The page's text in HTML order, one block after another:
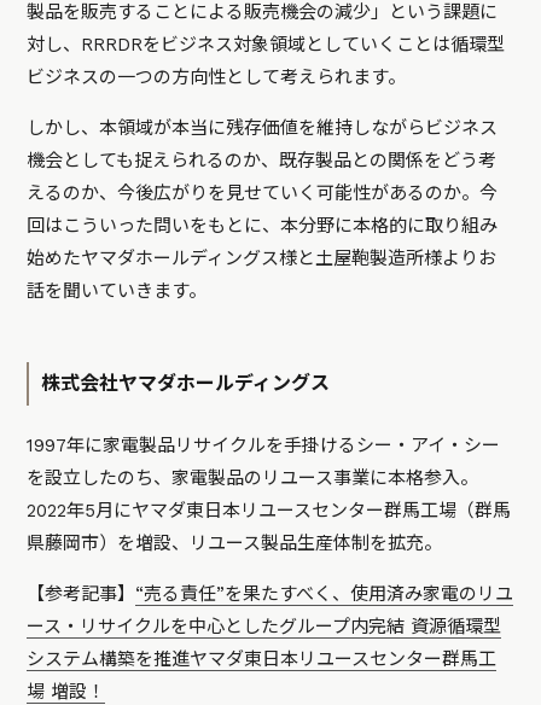
製品を販売することによる販売機会の減少」という課題に
対し、RRRDRをビジネス対象領域としていくことは循環型
ビジネスの一つの方向性として考えられます。
しかし、本領域が本当に残存価値を維持しながらビジネス
機会としても捉えられるのか、既存製品との関係をどう考
えるのか、今後広がりを見せていく可能性があるのか。今
回はこういった問いをもとに、本分野に本格的に取り組み
始めたヤマダホールディングス様と土屋鞄製造所様よりお
話を聞いていきます。
株式会社ヤマダホールディングス
1997年に家電製品リサイクルを手掛けるシー・アイ・シー
を設立したのち、家電製品のリユース事業に本格参入。
2022年5月にヤマダ東日本リユースセンター群馬工場（群馬
県藤岡市）を増設、リユース製品生産体制を拡充。
【参考記事】 “売る責任”を果たすべく、使用済み家電のリユ
ース・リサイクルを中心としたグループ内完結 資源循環型
システム構築を推進ヤマダ東日本リユースセンター群馬工
場 増設！